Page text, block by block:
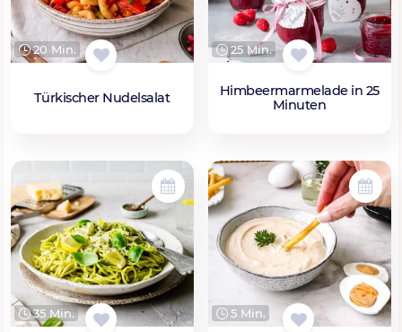
20 Min.
Türkischer Nudelsalat
25 Min.
Himbeermarmelade in 25
Minuten
35 Min. 5 Min.